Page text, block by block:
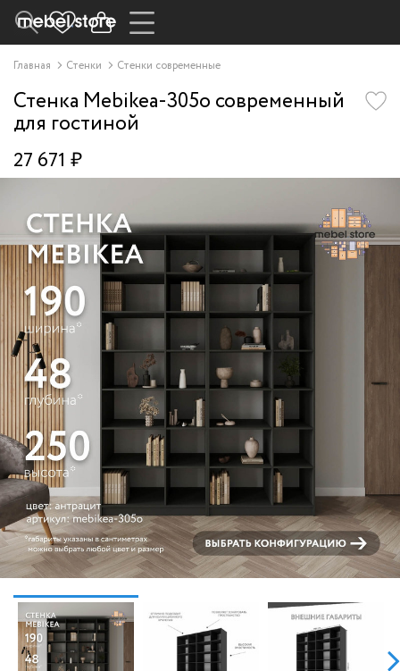
Главная Стенки Стенки современные
Стенка Mebikea-305o современный
для гостиной
27 671 ₽